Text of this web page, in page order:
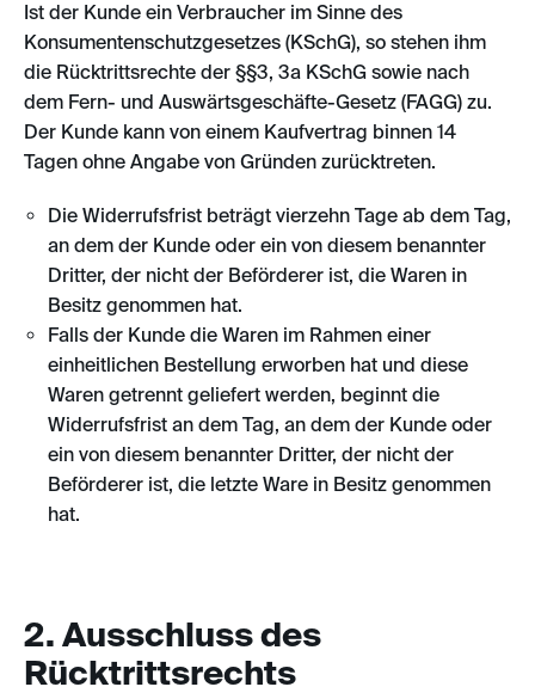
Ist der Kunde ein Verbraucher im Sinne des
Konsumentenschutzgesetzes (KSchG), so stehen ihm
die Rücktrittsrechte der §§3, 3a KSchG sowie nach
dem Fern- und Auswärtsgeschäfte-Gesetz (FAGG) zu.
Der Kunde kann von einem Kaufvertrag binnen 14
Tagen ohne Angabe von Gründen zurücktreten.
Die Widerrufsfrist beträgt vierzehn Tage ab dem Tag,
an dem der Kunde oder ein von diesem benannter
Dritter, der nicht der Beförderer ist, die Waren in
Besitz genommen hat.
Falls der Kunde die Waren im Rahmen einer
einheitlichen Bestellung erworben hat und diese
Waren getrennt geliefert werden, beginnt die
Widerrufsfrist an dem Tag, an dem der Kunde oder
ein von diesem benannter Dritter, der nicht der
Beförderer ist, die letzte Ware in Besitz genommen
hat.
2. Ausschluss des
Rücktrittsrechts